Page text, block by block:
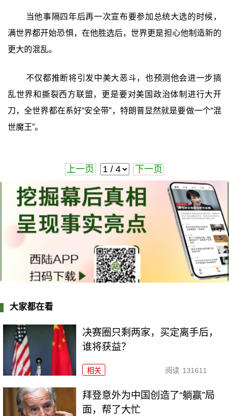
当他事隔四年后再一次宣布要参加总统大选的时候，
满世界都开始恐惧，在他胜选后，世界更是担心他制造新的
更大的混乱。
不仅都推断将引发中美大恶斗，也预测他会进一步搞
乱世界和撕裂西方联盟，更是要对美国政治体制进行大开
刀，全世界都在系好“安全带”，特朗普显然就是要做一个“混
世魔王”。
上一页 下一页
大家都在看
决赛圈只剩两家，买定离手后，
谁将获益？
相关 阅读 131611
拜登意外为中国创造了“躺赢”局
面，帮了大忙